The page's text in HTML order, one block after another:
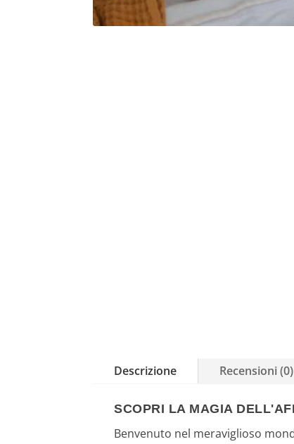
Descrizione Recensioni (0)
SCOPRI LA MAGIA
Benvenuto nel meraviglioso